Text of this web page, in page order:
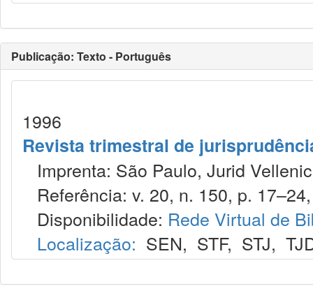
Publicação: Texto - Português
1996
Revista trimestral de
Imprenta: São Paulo, Jurid
Referência: v. 20, n. 150, p.
Disponibilidade: Rede Virtual de
Localização: SEN, STF, STJ,